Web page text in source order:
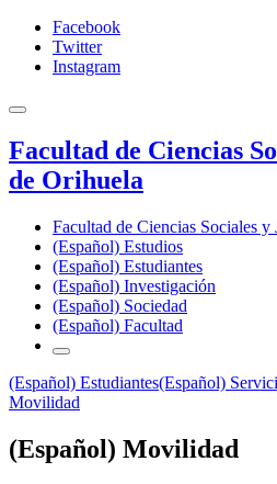
Facebook
Twitter
Instagram
Facultad de Ciencias
de Orihuela
Facultad de Ciencias Sociales y
(Español) Estudios
(Español) Estudiantes
(Español) Investigación
(Español) Sociedad
(Español) Facultad
(Español) Estudiantes(Español)
Movilidad
(Español) Movilidad